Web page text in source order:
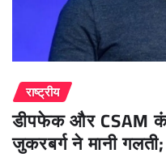
राष्ट्रीय
डीपफेक और CSAM
जुकरबर्ग ने मानी